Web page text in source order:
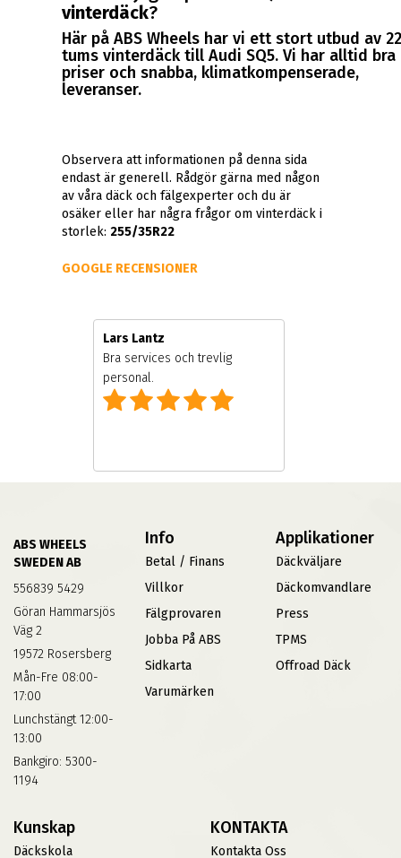
vinterdäck?
Här på ABS Wheels har vi ett stort utbud av
tums vinterdäck till Audi SQ5. Vi har alltid bra
priser och snabba, klimatkompenserade,
leveranser.
Observera att informationen på denna sida
endast är generell. Rådgör gärna med någon
av våra däck och fälgexperter och du är
osäker eller har några frågor om vinterdäck i
storlek:255/35R22
GOOGLE RECENSIONER
Lars Lantz
Bra services och trevlig
personal.
ABS WHEELS
SWEDEN AB
556839 5429
Göran Hammarsjös
Väg 2
19572 Rosersberg
Mån-Fre 08:00-
17:00
Lunchstängt 12:00-
13:00
Bankgiro: 5300-
1194
Info
Betal / Finans
Villkor
Fälgprovaren
Jobba På ABS
Sidkarta
Varumärken
Applikationer
Däckväljare
Däckomvandlare
Press
TPMS
Offroad Däck
Kunskap
Däckskola
KONTAKTA
Kontakta Oss